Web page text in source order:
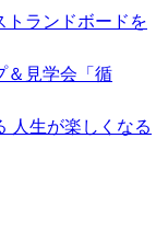
トランドボードを
見学会「循
人生が楽しくなる